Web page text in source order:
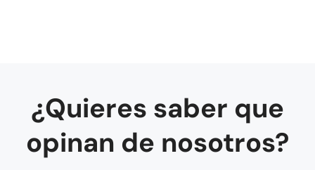
¿Quieres saber que
opinan de nosotros?